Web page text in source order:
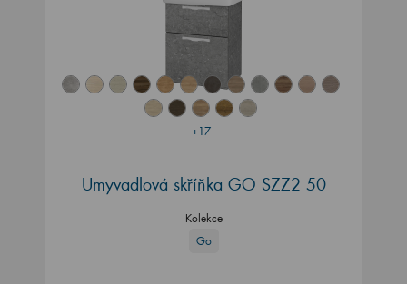
+17
Umyvadlová skříňka GO SZZ2 50
Kolekce
Go